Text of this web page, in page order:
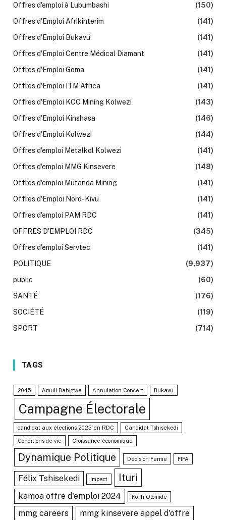
Offres d'emploi à Lubumbashi
(150)
Offres d'Emploi Afrikinterim
(141)
Offres d'Emploi Bukavu
(141)
Offres d'Emploi Centre Médical Diamant
(141)
Offres d'Emploi Goma
(141)
Offres d'Emploi ITM Africa
(141)
Offres d'Emploi KCC Mining Kolwezi
(143)
Offres d'Emploi Kinshasa
(146)
Offres d'Emploi Kolwezi
(144)
Offres d'emploi Metalkol Kolwezi
(141)
Offres d'emploi MMG Kinsevere
(148)
Offres d'emploi Mutanda Mining
(141)
Offres d'Emploi Nord-Kivu
(141)
Offres d'emploi PAM RDC
(141)
OFFRES D'EMPLOI RDC
(345)
Offres d'emploi Servtec
(141)
POLITIQUE
(9,937)
public
(60)
SANTÉ
(176)
SOCIÉTÉ
(119)
SPORT
(714)
TAGS
2045 Amuli Bahigwa Annulation Concert Bukavu
Campagne Électorale
candidat aux élections 2023 en RDC Candidat Tshisekedi
Conditions de vie Croissance économique
Dynamique Politique Décision Ferme FIFA
Félix Tshisekedi Impact Ituri
kamoa offre d'emploi 2024 Koffi Olomide
mmg careers
mmg kinsevere appel d'offre